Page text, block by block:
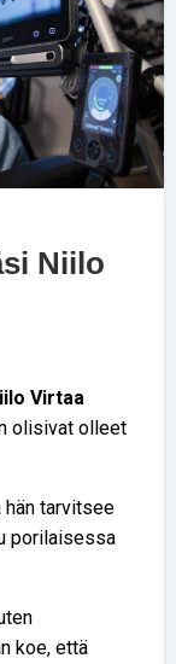
Niilo
Virtaa
olisivat olleet
hän tarvitsee
porilaisessa
koe, että